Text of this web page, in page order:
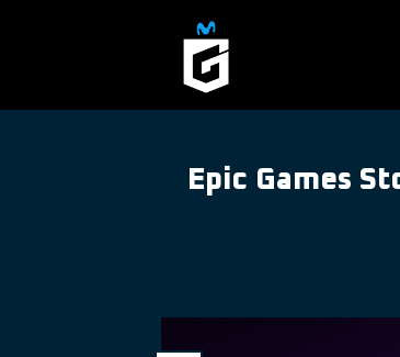
Epic Games